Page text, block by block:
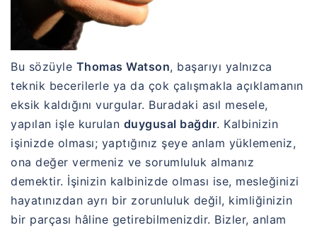
Bu sözüyle Thomas Watson, başarıyı yalnızca
teknik becerilerle ya da çok çalışmakla açıklamanın
eksik kaldığını vurgular. Buradaki asıl mesele,
yapılan işle kurulan duygusal bağdır. Kalbinizin
işinizde olması; yaptığınız şeye anlam yüklemeniz,
ona değer vermeniz ve sorumluluk almanız
demektir. İşinizin kalbinizde olması ise, mesleğinizi
hayatınızdan ayrı bir zorunluluk değil, kimliğinizin
bir parçası hâline getirebilmenizdir. Bizler, anlam